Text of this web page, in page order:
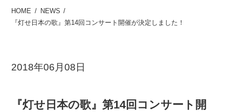
HOME / NEWS /
『灯せ日本の歌』第14回コンサート開催が決定しました！
2018年06月08日
『灯せ日本の歌』第14回コンサート開